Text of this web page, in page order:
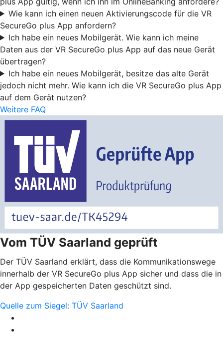
Wie kann ich einen neuen Aktivierungscode für die VR
SecureGo plus App anfordern?
Ich habe ein neues Mobilgerät. Wie kann ich meine
Daten aus der VR SecureGo plus App auf das neue Gerät
übertragen?
Ich habe ein neues Mobilgerät, besitze das alte Gerät
jedoch nicht mehr. Wie kann ich die VR SecureGo plus App
auf dem Gerät nutzen?
Weitere FAQ
Vom TÜV Saarland geprüft
Der TÜV Saarland erklärt, dass die Kommunikationswege
innerhalb der VR SecureGo plus App sicher und dass die in
der App gespeicherten Daten geschützt sind.
Quelle zum Siegel: TÜV Saarland